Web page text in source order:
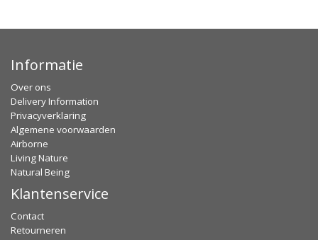
Informatie
Over ons
Delivery Information
Privacyverklaring
Algemene voorwaarden
Airborne
Living Nature
Natural Being
Klantenservice
Contact
Retourneren